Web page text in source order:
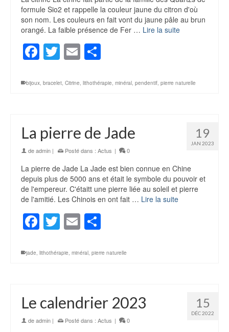
formule Sio2 et rappelle la couleur jaune du citron d'où
son nom. Les couleurs en fait vont du jaune pâle au brun
orangé. La faible présence de Fer … Lire la suite
Facebook
Twitter
Email
bijoux, bracelet, Citrine, lithothérapie, minéral, pendentif, pierre naturelle
19
JAN 2023
La pierre de Jade
deadmin | Posté dans : Actus | 0
La pierre de Jade La Jade est bien connue en Chine
depuis plus de 5000 ans et était le symbole du pouvoir et
de l'empereur. C'étaitt une pierre liée au soleil et pierre
de l'amitié. Les Chinois en ont fait … Lire la suite
Facebook
Twitter
Email
jade lithothérapie minéral pierre naturelle
15
DÉC 2022
Le calendrier 2023
deadmin | Posté dans : Actus | 0